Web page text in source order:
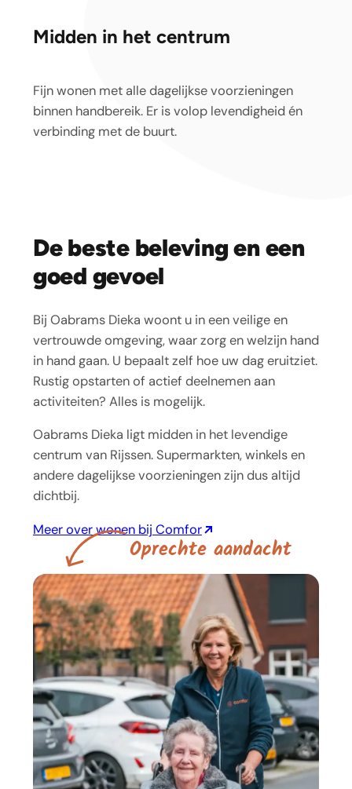
Midden in het centrum
Fijn wonen met alle dagelijkse voorzieningen
binnen handbereik. Er is volop levendigheid én
verbinding met de buurt.
De beste beleving en een
goed gevoel
Bij Oabrams Dieka woont u in een veilige en
vertrouwde omgeving, waar zorg en welzijn hand
in hand gaan. U bepaalt zelf hoe uw dag eruitziet.
Rustig opstarten of actief deelnemen aan
activiteiten? Alles is mogelijk.
Oabrams Dieka ligt midden in het levendige
centrum van Rijssen. Supermarkten, winkels en
andere dagelijkse voorzieningen zijn dus altijd
dichtbij.
Meer over wonen bij Comfor
Oprechte aandacht